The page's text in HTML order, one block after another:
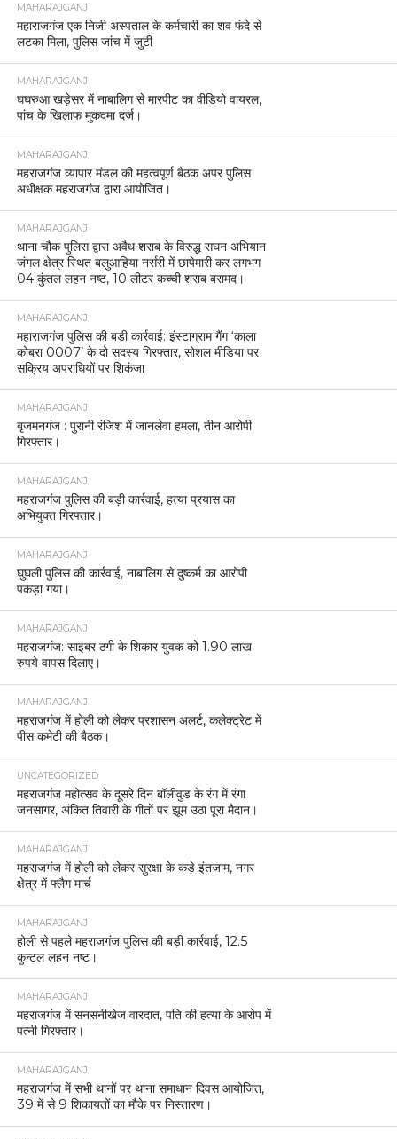
MAHARAJGANJ
महाराजगंज एक निजी अस्पताल के कर्मचारी का शव फंदे से
लटका मिला, पुलिस जांच में जुटी
MAHARAJGANJ
घघरुआ खड़ेसर में नाबालिग से मारपीट का वीडियो वायरल,
पांच के खिलाफ मुकदमा दर्ज।
MAHARAJGANJ
महराजगंज व्यापार मंडल की महत्वपूर्ण बैठक अपर पुलिस
अधीक्षक महराजगंज द्वारा आयोजित।
MAHARAJGANJ
थाना चौक पुलिस द्वारा अवैध शराब के विरुद्ध सघन अभियान
जंगल क्षेत्र स्थित बलुआहिया नर्सरी में छापेमारी कर लगभग
04 कुंतल लहन नष्ट, 10 लीटर कच्ची शराब बरामद।
MAHARAJGANJ
महाराजगंज पुलिस की बड़ी कार्रवाई: इंस्टाग्राम गैंग ‘काला
कोबरा 0007’ के दो सदस्य गिरफ्तार, सोशल मीडिया पर
सक्रिय अपराधियों पर शिकंजा
MAHARAJGANJ
बृजमनगंज : पुरानी रंजिश में जानलेवा हमला, तीन आरोपी
गिरफ्तार।
MAHARAJGANJ
महराजगंज पुलिस की बड़ी कार्रवाई, हत्या प्रयास का
अभियुक्त गिरफ्तार।
MAHARAJGANJ
घुघली पुलिस की कार्रवाई, नाबालिग से दुष्कर्म का आरोपी
पकड़ा गया।
MAHARAJGANJ
महराजगंज: साइबर ठगी के शिकार युवक को 1.90 लाख
रुपये वापस दिलाए।
MAHARAJGANJ
महराजगंज में होली को लेकर प्रशासन अलर्ट, कलेक्ट्रेट में
पीस कमेटी की बैठक।
UNCATEGORIZED
महराजगंज महोत्सव के दूसरे दिन बॉलीवुड के रंग में रंगा
जनसागर, अंकित तिवारी के गीतों पर झूम उठा पूरा मैदान।
MAHARAJGANJ
महराजगंज में होली को लेकर सुरक्षा के कड़े इंतजाम, नगर
क्षेत्र में फ्लैग मार्च
MAHARAJGANJ
होली से पहले महराजगंज पुलिस की बड़ी कार्रवाई, 12.5
कुन्टल लहन नष्ट।
MAHARAJGANJ
महराजगंज में सनसनीखेज वारदात, पति की हत्या के आरोप में
पत्नी गिरफ्तार।
MAHARAJGANJ
महराजगंज में सभी थानों पर थाना समाधान दिवस आयोजित,
39 में से 9 शिकायतों का मौके पर निस्तारण।